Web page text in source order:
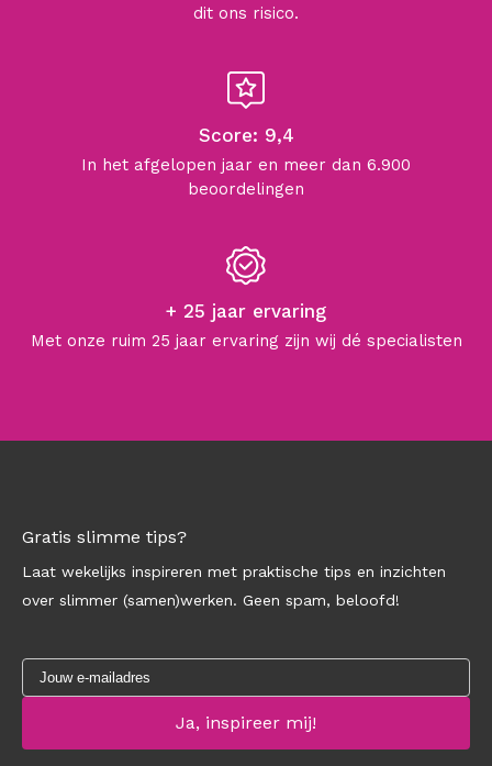
dit ons risico.
Score: 9,4
In het afgelopen jaar en meer dan 6.900
beoordelingen
+ 25 jaar ervaring
Met onze ruim 25 jaar ervaring zijn wij dé specialisten
Gratis slimme tips?
Laat wekelijks inspireren met praktische tips en inzichten
over slimmer (samen)werken. Geen spam, beloofd!